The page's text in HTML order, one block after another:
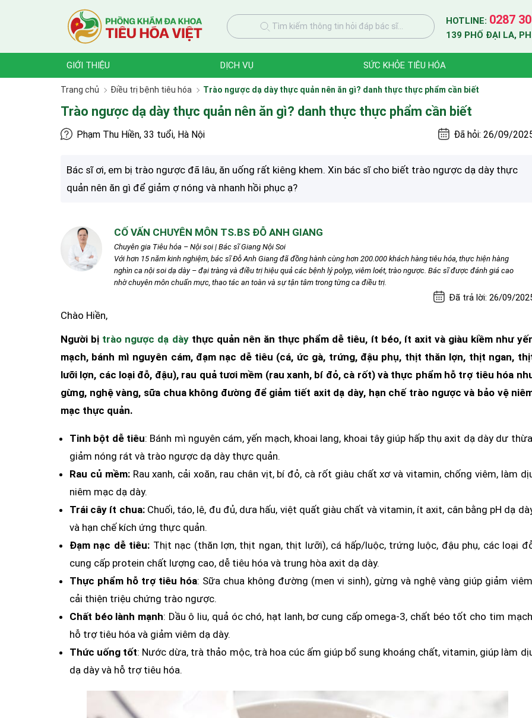
Tìm kiếm thông tin hỏi đáp bác sĩ... HOTLINE: 0287
139 PHỐ ĐẠI LA,
GIỚI THIỆU DỊCH VỤ SỨC KHỎE TIÊU HÓA
Trang chủ Điều trị bệnh tiêu hóa Trào ngược dạ dày thực quản nên ăn gì? danh thực thực phẩm cần biết
Trào ngược dạ dày thực quản nên ăn gì? danh thực thực phẩm cần biết
Phạm Thu Hiền, 33 tuổi, Hà Nội Đã hỏi: 26/09/
Bác sĩ ơi, em bị trào ngược đã lâu, ăn uống rất kiêng khem. Xin bác sĩ cho biết trào ngược dạ dày thực
quản nên ăn gì để giảm ợ nóng và nhanh hồi phục ạ?
CỐ VẤN CHUYÊN MÔN TS.BS ĐỖ ANH GIANG
Chuyên gia Tiêu hóa – Nội soi | Bác sĩ Giang Nội Soi
Với hơn 15 năm kinh nghiệm, bác sĩ Đỗ Anh Giang đã đồng hành cùng hơn 200.000 khách hàng tiêu hóa, thực hiện hàng
nghìn ca nội soi dạ dày – đại tràng và điều trị hiệu quả các bệnh lý polyp, viêm loét, trào ngược. Bác sĩ được đánh giá cao
nhờ chuyên môn chuẩn mực, thao tác an toàn và sự tận tâm trong từng ca điều trị.
Đã trả lời: 26/09/
Chào Hiền,
Người bị trào ngược dạ dàythực quản nên ăn thực phẩm dễ tiêu, ít béo, ít axit và giàu kiềm như
mạch, bánh mì nguyên cám, đạm nạc dễ tiêu (cá, ức gà, trứng, đậu phụ, thịt thăn lợn, thịt ngan,
lưỡi lợn, các loại đỗ, đậu), rau quả tươi mềm (rau xanh, bí đỏ, cà rốt) và thực phẩm hỗ trợ tiêu hóa
gừng, nghệ vàng, sữa chua không đường để giảm tiết axit dạ dày, hạn chế trào ngược và bảo vệ
mạc thực quản.
Tinh bột dễ tiêu: Bánh mì nguyên cám, yến mạch, khoai lang, khoai tây giúp hấp thụ axit dạ dày dư
giảm nóng rát và trào ngược dạ dày thực quản.
Rau củ mềm:Rau xanh, cải xoăn, rau chân vịt, bí đỏ, cà rốt giàu chất xơ và vitamin, chống viêm, làm
niêm mạc dạ dày.
Trái cây ít chua:Chuối, táo, lê, đu đủ, dưa hấu, việt quất giàu chất và vitamin, ít axit, cân bằng pH dạ
và hạn chế kích ứng thực quản.
Đạm nạc dễ tiêu: Thịt nạc (thăn lợn, thịt ngan, thịt lưỡi), cá hấp/luộc, trứng luộc, đậu phụ, các loại
cung cấp protein chất lượng cao, dễ tiêu hóa và trung hòa axit dạ dày.
Thực phẩm hỗ trợ tiêu hóa: Sữa chua không đường (men vi sinh), gừng và nghệ vàng giúp giảm
cải thiện triệu chứng trào ngược.
Chất béo lành mạnh: Dầu ô liu, quả óc chó, hạt lanh, bơ cung cấp omega-3, chất béo tốt cho tim
hỗ trợ tiêu hóa và giảm viêm dạ dày.
Thức uống tốt: Nước dừa, trà thảo mộc, trà hoa cúc ấm giúp bổ sung khoáng chất, vitamin, giúp làm
dạ dày và hỗ trợ tiêu hóa.